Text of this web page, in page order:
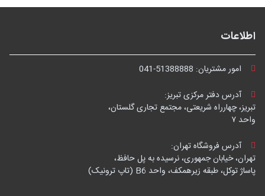
اطلاعات
امور مشتریان: 041-51388888
آدرس دفتر مرکزی تبریز:
تبریز، چهارراه شریعتی، مجتمع تجاری گلستان،
واحد ۷
آدرس فروشگاه تهران:
تهران، خیابان جمهوری، نرسیده به پل حافظ،
پاساژ توکل، طبقه زیرهمکف، واحد B6 (تاپ ترونیک)